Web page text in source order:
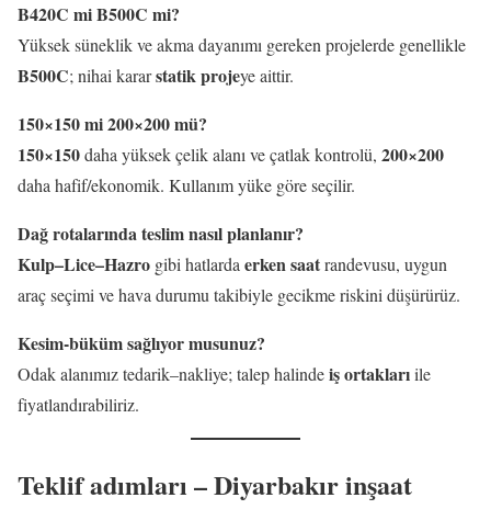
B420C mi B500C mi?
Yüksek süneklik ve akma dayanımı gereken projelerde genellikle
B500C; nihai kararstatik projeye aittir.
150×150 mi 200×200 mü?
150×150daha yüksek çelik alanı ve çatlak kontrolü, 200×200
daha hafif/ekonomik. Kullanım yüke göre seçilir.
Dağ rotalarında teslim nasıl planlanır?
Kulp–Lice–Hazro gibi hatlarda erken saatrandevusu, uygun
araç seçimi ve hava durumu takibiyle gecikme riskini düşürürüz.
Kesim-büküm sağlıyor musunuz?
Odak alanımız tedarik–nakliye; talep halindeiş ortaklarıile
fiyatlandırabiliriz.
Teklif adımları – Diyarbakır inşaat